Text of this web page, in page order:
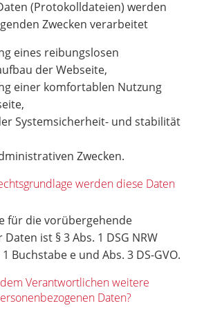
(Protokolldateien) werden
Zwecken verarbeitet
eines reibungslosen
der Webseite,
einer komfortablen Nutzung
Systemsicherheit- und stabilität
Zwecken.
werden diese Daten
für die vorübergehende
ist § 3 Abs. 1 DSG NRW
Buchstabe e und Abs. 3 DS-GVO.
Verantwortlichen weitere
Daten?